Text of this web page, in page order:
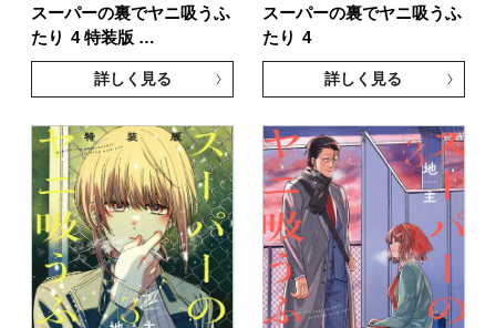
スーパーの裏でヤニ吸うふ
たり 4 特装版 …
詳しく見る
スーパーの裏でヤニ吸うふ
たり 4
詳しく見る